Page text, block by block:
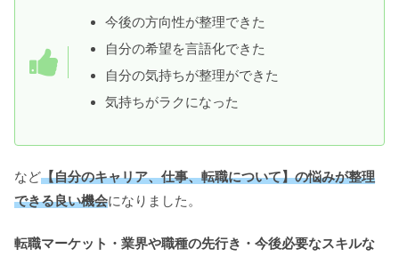
今後の方向性が整理できた
自分の希望を言語化できた
自分の気持ちが整理ができた
気持ちがラクになった
など【自分のキャリア、仕事、転職について】の悩みが整理
できる良い機会になりました。
転職マーケット・業界や職種の先行き・今後必要なスキルな